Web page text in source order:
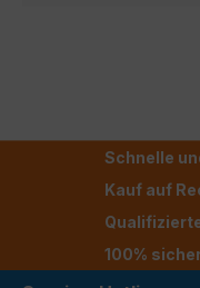
Schnelle
Kauf auf
100%